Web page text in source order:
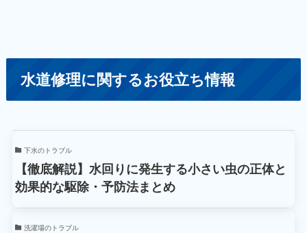
水道修理に関するお役立ち情報
下水のトラブル
【徹底解説】水回りに発生する小さい虫の正体と
効果的な駆除・予防法まとめ
洗濯場のトラブル